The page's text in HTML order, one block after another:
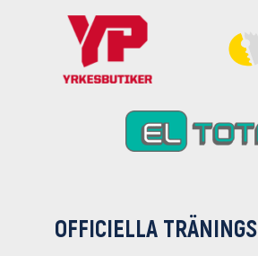
OFFICIELLA TRÄNINGS